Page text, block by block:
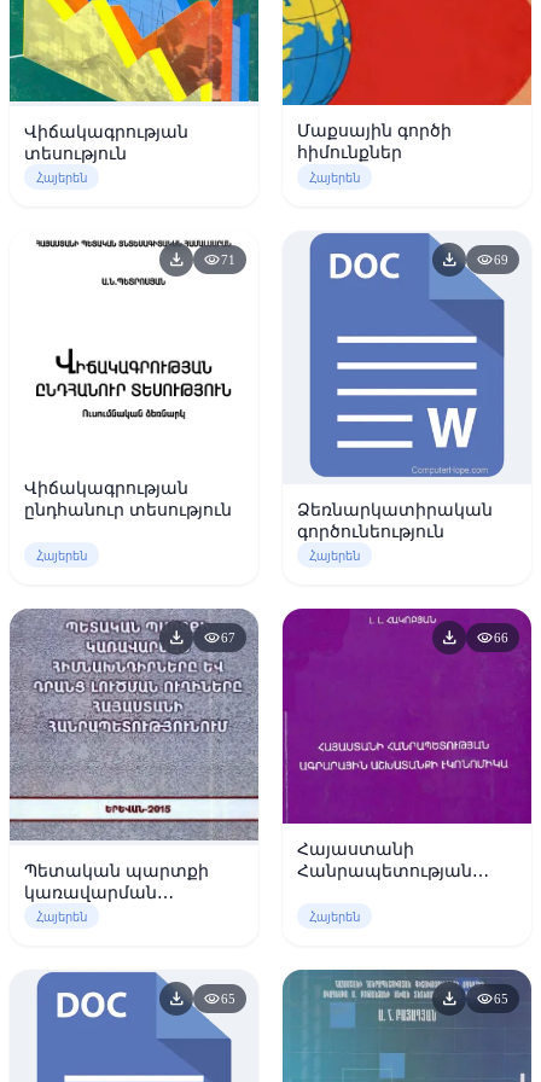
Վիճակագրության
տեսություն
Հայերեն
Մաքսային գործի
հիմունքներ
Հայերեն
download visibility71
Վիճակագրության
ընդհանուր տեսություն
Հայերեն
download visibility69
Ձեռնարկատիրական
գործունեություն
Հայերեն
download visibility67
Պետական պարտքի
կառավարման
հիմնախնդիրները և
Հանրապետությունում
Հայերեն
download visibility66
Հայաստանի
Հանրապետության
աշխատանքի
Հայերեն
download visibility65 download visibility65